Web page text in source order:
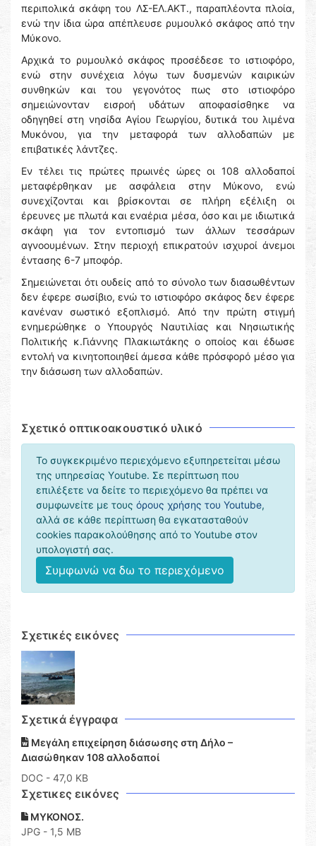
περιπολικά σκάφη του ΛΣ-ΕΛ.ΑΚΤ., παραπλέοντα πλοία,
ενώ την ίδια ώρα απέπλευσε ρυμουλκό σκάφος από την
Μύκονο.
Αρχικά το ρυμουλκό σκάφος προσέδεσε το ιστιοφόρο,
ενώ στην συνέχεια λόγω των δυσμενών καιρικών
συνθηκών και του γεγονότος πως στο ιστιοφόρο
σημειώνονταν εισροή υδάτων αποφασίσθηκε να
οδηγηθεί στη νησίδα Αγίου Γεωργίου, δυτικά του λιμένα
Μυκόνου, για την μεταφορά των αλλοδαπών με
επιβατικές λάντζες.
Εν τέλει τις πρώτες πρωινές ώρες οι 108 αλλοδαποί
μεταφέρθηκαν με ασφάλεια στην Μύκονο, ενώ
συνεχίζονται και βρίσκονται σε πλήρη εξέλιξη οι
έρευνες με πλωτά και εναέρια μέσα, όσο και με ιδιωτικά
σκάφη για τον εντοπισμό των άλλων τεσσάρων
αγνοουμένων. Στην περιοχή επικρατούν ισχυροί άνεμοι
έντασης 6-7 μποφόρ.
Σημειώνεται ότι ουδείς από το σύνολο των διασωθέντων
δεν έφερε σωσίβιο, ενώ το ιστιοφόρο σκάφος δεν έφερε
κανέναν σωστικό εξοπλισμό. Από την πρώτη στιγμή
ενημερώθηκε ο Υπουργός Ναυτιλίας και Νησιωτικής
Πολιτικής κ.Γιάννης Πλακιωτάκης ο οποίος και έδωσε
εντολή να κινητοποιηθεί άμεσα κάθε πρόσφορό μέσο για
την διάσωση των αλλοδαπών.
Σχετικό οπτικοακουστικό υλικό
Το συγκεκριμένο περιεχόμενο εξυπηρετείται μέσω
της υπηρεσίας Υoutube. Σε περίπτωση που
επιλέξετε να δείτε το περιεχόμενο θα πρέπει να
συμφωνείτε με τους όρους χρήσης του Youtube,
αλλά σε κάθε περίπτωση θα εγκατασταθούν
cookies παρακολούθησης από το Youtube στον
υπολογιστή σας.
Συμφωνώ να δω το περιεχόμενο
Σχετικές εικόνες
Σχετικά έγγραφα
Μεγάλη επιχείρηση διάσωσης στη Δήλο –
Διασώθηκαν 108 αλλοδαποί
DOC - 47,0 KB
Σχετικες εικόνες
ΜΥΚΟΝΟΣ.
JPG - 1,5 MB